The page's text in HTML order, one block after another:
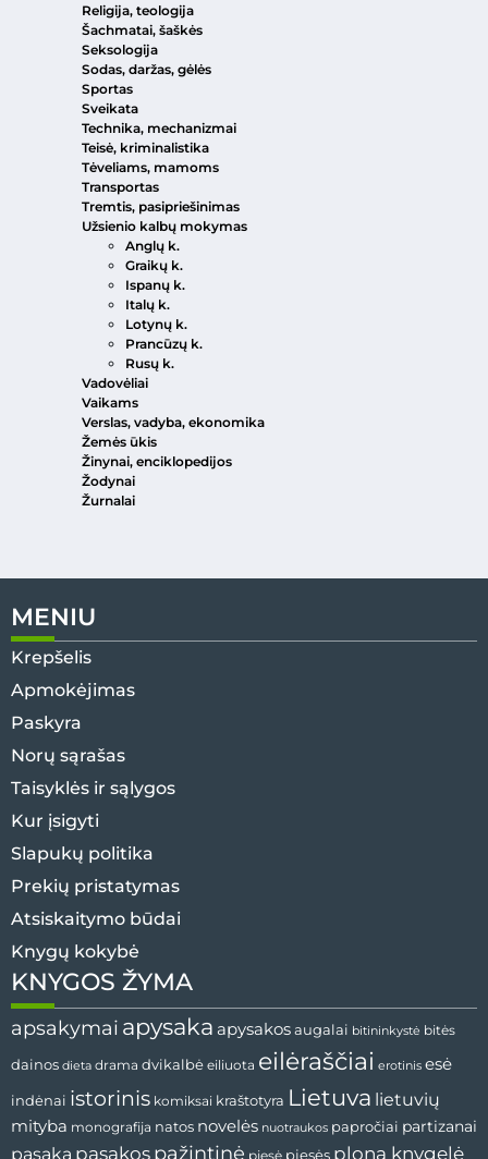
Religija, teologija
Šachmatai, šaškės
Seksologija
Sodas, daržas, gėlės
Sportas
Sveikata
Technika, mechanizmai
Teisė, kriminalistika
Tėveliams, mamoms
Transportas
Tremtis, pasipriešinimas
Užsienio kalbų mokymas
Anglų k.
Graikų k.
Ispanų k.
Italų k.
Lotynų k.
Prancūzų k.
Rusų k.
Vadovėliai
Vaikams
Verslas, vadyba, ekonomika
Žemės ūkis
Žinynai, enciklopedijos
Žodynai
Žurnalai
MENIU
Krepšelis
Apmokėjimas
Paskyra
Norų sąrašas
Taisyklės ir sąlygos
Kur įsigyti
Slapukų politika
Prekių pristatymas
Atsiskaitymo būdai
Knygų kokybė
KNYGOS ŽYMA
apsakymai apysaka apysakos augalai bitininkystė bitės
dainos dieta drama dvikalbė eiliuota eilėraščiai erotinis esė
indėnai istorinis komiksai kraštotyra Lietuva lietuvių
mityba monografija natos novelės nuotraukos papročiai partizanai
pasaka pasakos pažintinė pjesė pjesės plona knygelė